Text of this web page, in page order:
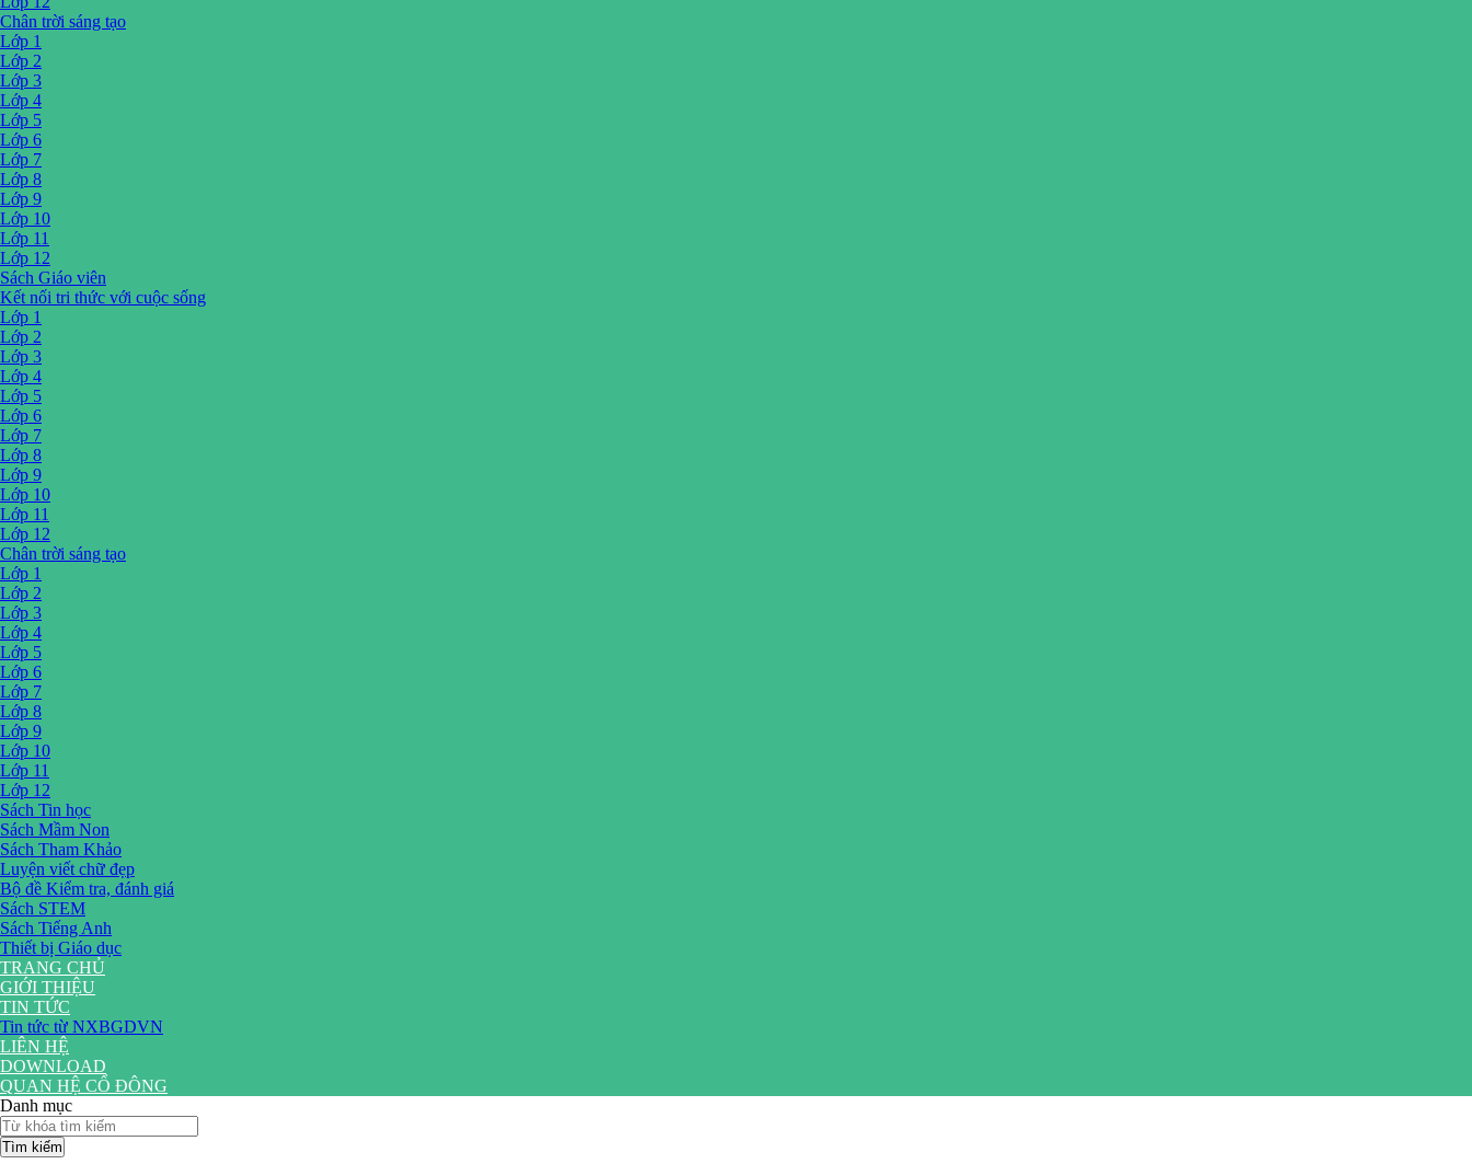
Chân trời sáng tạo
Lớp 1
Lớp 2
Lớp 3
Lớp 4
Lớp 5
Lớp 6
Lớp 7
Lớp 8
Lớp 9
Lớp 10
Lớp 11
Lớp 12
Sách Giáo viên
Kết nối tri thức với cuộc sống
Lớp 1
Lớp 2
Lớp 3
Lớp 4
Lớp 5
Lớp 6
Lớp 7
Lớp 8
Lớp 9
Lớp 10
Lớp 11
Lớp 12
Chân trời sáng tạo
Lớp 1
Lớp 2
Lớp 3
Lớp 4
Lớp 5
Lớp 6
Lớp 7
Lớp 8
Lớp 9
Lớp 10
Lớp 11
Lớp 12
Sách Tin học
Sách Mầm Non
Sách Tham Khảo
Luyện viết chữ đẹp
Bộ đề Kiểm tra, đánh giá
Sách STEM
Sách Tiếng Anh
Thiết bị Giáo dục
TRANG CHỦ
GIỚI THIỆU
TIN TỨC
Tin tức từ NXBGDVN
LIÊN HỆ
DOWNLOAD
QUAN HỆ CỔ ĐÔNG
Danh mục
Tìm kiếm